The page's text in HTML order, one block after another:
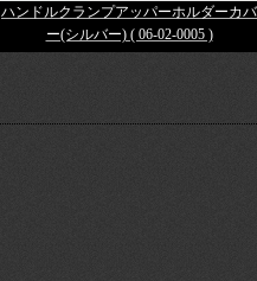
ハンドルクランプアッパーホルダーカバ
ー(シルバー) ( 06-02-0005 )